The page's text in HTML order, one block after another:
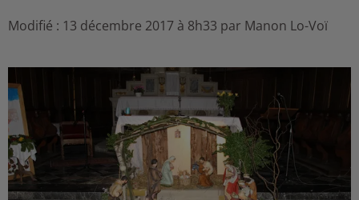
Modifié : 13 décembre 2017 à 8h33 par Manon Lo-Voï